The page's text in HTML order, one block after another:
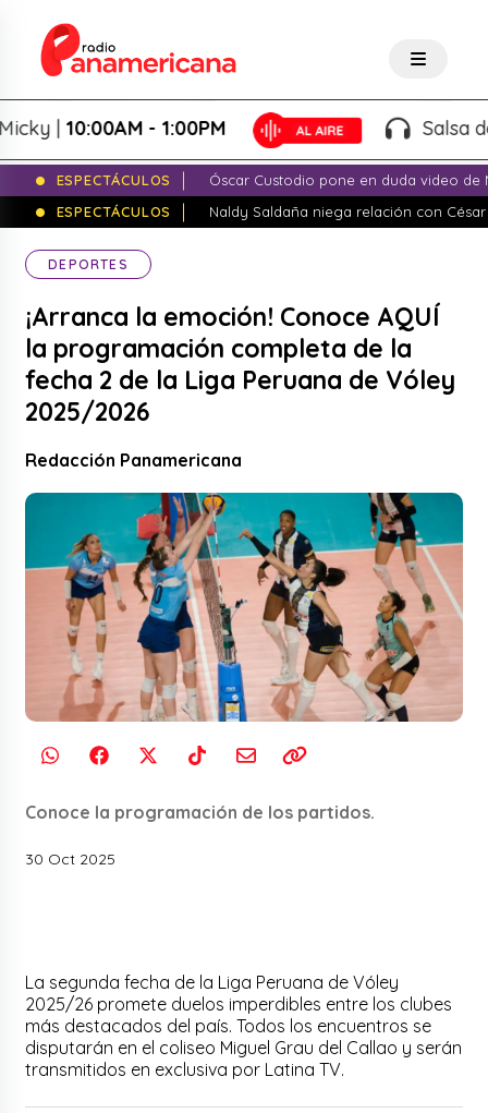
|10:00AM - 1:00PM Salsa de
ESPECTÁCULOS
Óscar Custodio pone en duda video de
ESPECTÁCULOS
Naldy Saldaña niega relación con
DEPORTES
¡Arranca la emoción! Conoce AQUÍ
la programación completa de la
fecha 2 de la Liga Peruana de Vóley
2025/2026
Redacción Panamericana
Conoce la programación de los partidos.
30 Oct 2025
La segunda fecha de la Liga Peruana de Vóley
2025/26 promete duelos imperdibles entre los clubes
más destacados del país. Todos los encuentros se
disputarán en el coliseo Miguel Grau del Callao y serán
transmitidos en exclusiva por Latina TV.